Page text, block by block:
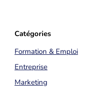
Catégories
Formation & Emploi
Entreprise
Marketing